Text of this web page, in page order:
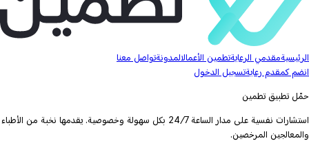
الرئيسيةمقدمي الرعايةتطمين الأعمالالمدونةتواصل معنا
انضم كمقدم رعايةتسجيل الدخول
حمّل تطبيق تطمين
استشارات نفسية على مدار الساعة 24/7 بكل سهولة وخصوصية. يقدمها نخبة من الأطباء
والمعالجين المرخصين.